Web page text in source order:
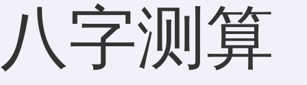
八字测算